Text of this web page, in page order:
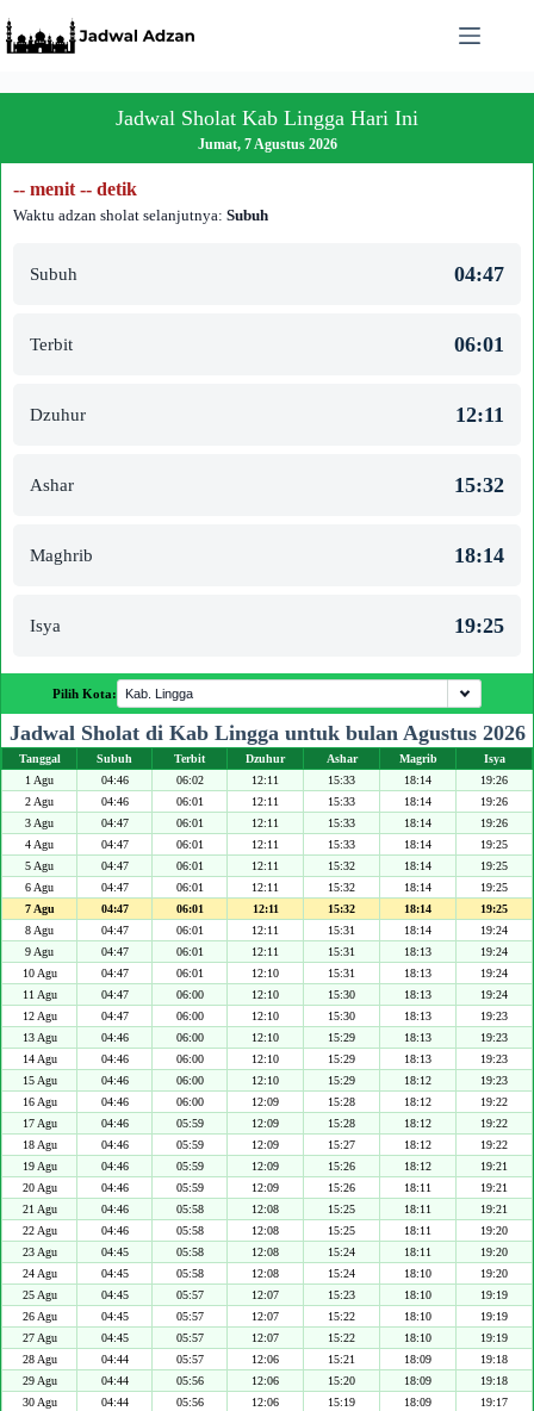
to
content
Jadwal Sholat Kab Lingga Hari Ini
Jumat, 7 Agustus 2026
-- menit -- detik
Waktu adzan sholat selanjutnya: Subuh
Subuh 04:47
Terbit 06:01
Dzuhur 12:11
Ashar 15:32
Maghrib 18:14
Isya 19:25
Pilih Kota:
Jadwal Sholat di Kab Lingga untuk bulan Agustus 2026
Tanggal Subuh Terbit Dzuhur Ashar Magrib
Isya
1 Agu
04:46 06:02 12:11 15:33 18:14
19:26
2 Agu
04:46 06:01 12:11 15:33 18:14
19:26
3 Agu
04:47 06:01 12:11 15:33 18:14
19:26
4 Agu
04:47 06:01 12:11 15:33 18:14
19:25
5 Agu
04:47 06:01 12:11 15:32 18:14
19:25
6 Agu
04:47 06:01 12:11 15:32 18:14
19:25
7 Agu
04:47 06:01 12:11 15:32 18:14
19:25
8 Agu
04:47 06:01 12:11 15:31 18:14
19:24
9 Agu
04:47 06:01 12:11 15:31 18:13
19:24
10 Agu
04:47 06:01 12:10 15:31 18:13
19:24
11 Agu
04:47 06:00 12:10 15:30 18:13
19:24
12 Agu
04:47 06:00 12:10 15:30 18:13
19:23
13 Agu
04:46 06:00 12:10 15:29 18:13
19:23
14 Agu
04:46 06:00 12:10 15:29 18:13
19:23
15 Agu
04:46 06:00 12:10 15:29 18:12
19:23
16 Agu
04:46 06:00 12:09 15:28 18:12
19:22
17 Agu
04:46 05:59 12:09 15:28 18:12
19:22
18 Agu
04:46 05:59 12:09 15:27 18:12
19:22
19 Agu
04:46 05:59 12:09 15:26 18:12
19:21
20 Agu
04:46 05:59 12:09 15:26 18:11
19:21
21 Agu
04:46 05:58 12:08 15:25 18:11
19:21
22 Agu
04:46 05:58 12:08 15:25 18:11
19:20
23 Agu
04:45 05:58 12:08 15:24 18:11
19:20
24 Agu
04:45 05:58 12:08 15:24 18:10
19:20
25 Agu
04:45 05:57 12:07 15:23 18:10
19:19
26 Agu
04:45 05:57 12:07 15:22 18:10
19:19
27 Agu
04:45 05:57 12:07 15:22 18:10
19:19
28 Agu
04:44 05:57 12:06 15:21 18:09
19:18
29 Agu
04:44 05:56 12:06 15:20 18:09
19:18
30 Agu
04:44 05:56 12:06 15:19 18:09
19:17